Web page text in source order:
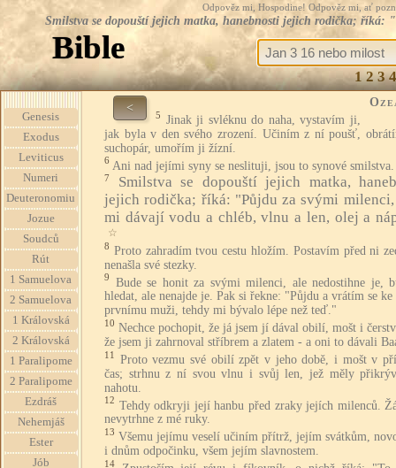
Odpověz mi, Hospodine! Odpověz mi, ať
Smilstva se dopouští jejich matka, hanebnosti jejich rodička;
Bible
1 2 3 4
Genesis
Exodus
Leviticus
Numeri
Deuteronomiu
Jozue
Soudců
Rút
1 Samuelova
2 Samuelova
1 Královská
2 Královská
1 Paralipome
2 Paralipome
Ezdráš
Nehemjáš
Ester
Jób
<
5 Jinak ji svléknu do naha, vystavím ji,
jak byla v den svého zrození. Učiním z ní poušť,
suchopár, umořím ji žízní.
6 Ani nad jejími syny se neslituji, jsou to synové smilstva.
7
Smilstva se dopouští jejich matka,
jejich rodička; říká: "Půjdu za svými
mi dávají vodu a chléb, vlnu a len, olej a
☆
8 Proto zahradím tvou cestu hložím. Postavím před ni
nenašla své stezky.
9
Bude se honit za svými milenci, ale nedostihne je,
hledat, ale nenajde je. Pak si řekne: "Půjdu a vrátím se ke
prvnímu muži, tehdy mi bývalo lépe než teď."
10 Nechce pochopit, že já jsem jí dával obilí, mošt i
že jsem ji zahrnoval stříbrem a zlatem - a oni to dávali
11
Proto vezmu své obilí zpět v jeho době, i mošt v
čas; strhnu z ní svou vlnu i svůj len, jež měly
nahotu.
12 Tehdy odkryji její hanbu před zraky jejích milenců.
nevytrhne z mé ruky.
13 Všemu jejímu veselí učiním přítrž, jejím svátkům,
i dnům odpočinku, všem jejím slavnostem.
14